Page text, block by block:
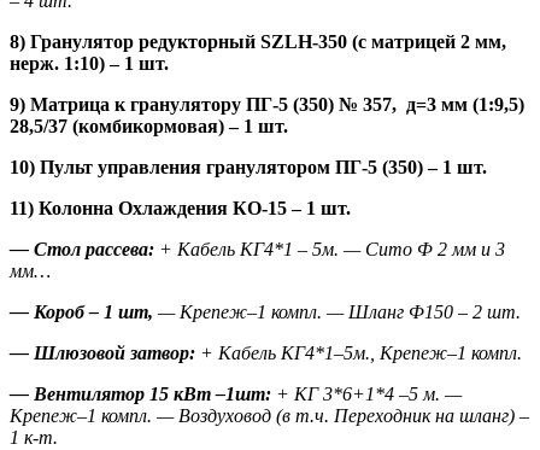
8) Гранулятор редукторный SZLH-350 (с матрицей 2 мм,
нерж. 1:10) – 1 шт.
9) Матрица к гранулятору ПГ-5 (350) № 357, д=3 мм (1:9,5)
28,5/37 (комбикормовая) – 1 шт.
10) Пульт управления гранулятором ПГ-5 (350) – 1 шт.
11) Колонна Охлаждения КО-15 – 1 шт.
— Стол рассева: + Кабель КГ4*1 – 5м. — Сито Ф 2 мм и 3
мм…
— Короб – 1 шт, — Крепеж–1 компл. — Шланг Ф150 – 2 шт.
— Шлюзовой затвор: + Кабель КГ4*1–5м., Крепеж–1 компл.
— Вентилятор 15 кВт –1шт: + КГ 3*6+1*4 –5 м. —
Крепеж–1 компл. — Воздуховод (в т.ч. Переходник на шланг) –
1 к-т.